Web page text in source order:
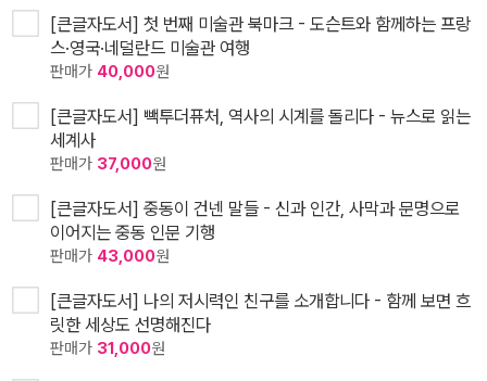
[큰글자도서] 첫 번째 미술관 북마크 - 도슨트와 함께하는 프랑
스·영국·네덜란드 미술관 여행
판매가 40,000원
[큰글자도서] 빽투더퓨처, 역사의 시계를 돌리다 - 뉴스로 읽는
세계사
판매가 37,000원
[큰글자도서] 중동이 건넨 말들 - 신과 인간, 사막과 문명으로
이어지는 중동 인문 기행
판매가 43,000원
[큰글자도서] 나의 저시력인 친구를 소개합니다 - 함께 보면 흐
릿한 세상도 선명해진다
판매가 31,000원